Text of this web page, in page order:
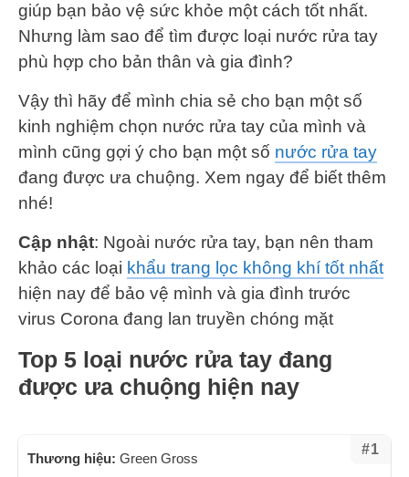
giúp bạn bảo vệ sức khỏe một cách tốt nhất.
Nhưng làm sao để tìm được loại nước rửa tay
phù hợp cho bản thân và gia đình?
Vậy thì hãy để mình chia sẻ cho bạn một số
kinh nghiệm chọn nước rửa tay của mình và
mình cũng gợi ý cho bạn một số nước rửa tay
đang được ưa chuộng. Xem ngay để biết thêm
nhé!
Cập nhật: Ngoài nước rửa tay, bạn nên tham
khảo các loại khẩu trang lọc không khí tốt nhất
hiện nay để bảo vệ mình và gia đình trước
virus Corona đang lan truyền chóng mặt
Top 5 loại nước rửa tay đang
được ưa chuộng hiện nay
#1
Thương hiệu: Green Gross